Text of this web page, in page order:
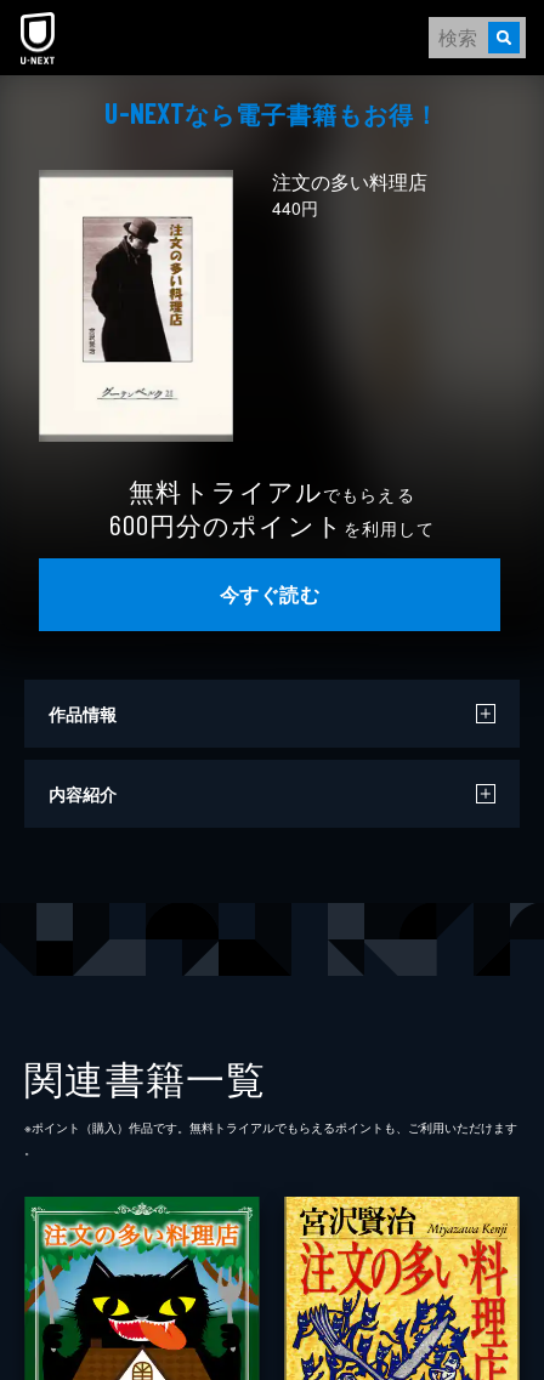
本文へスキップ
U-NEXTなら電⼦書籍もお得！
注文の多い料理店
440円
無料トライアルでもらえる
600円分のポイント を利用して
今すぐ読む
作品情報
著者
内容紹介
関連書籍一覧
※ポイント（購⼊）作品です。無料トライアルでもらえるポイントも、ご利⽤いただけます